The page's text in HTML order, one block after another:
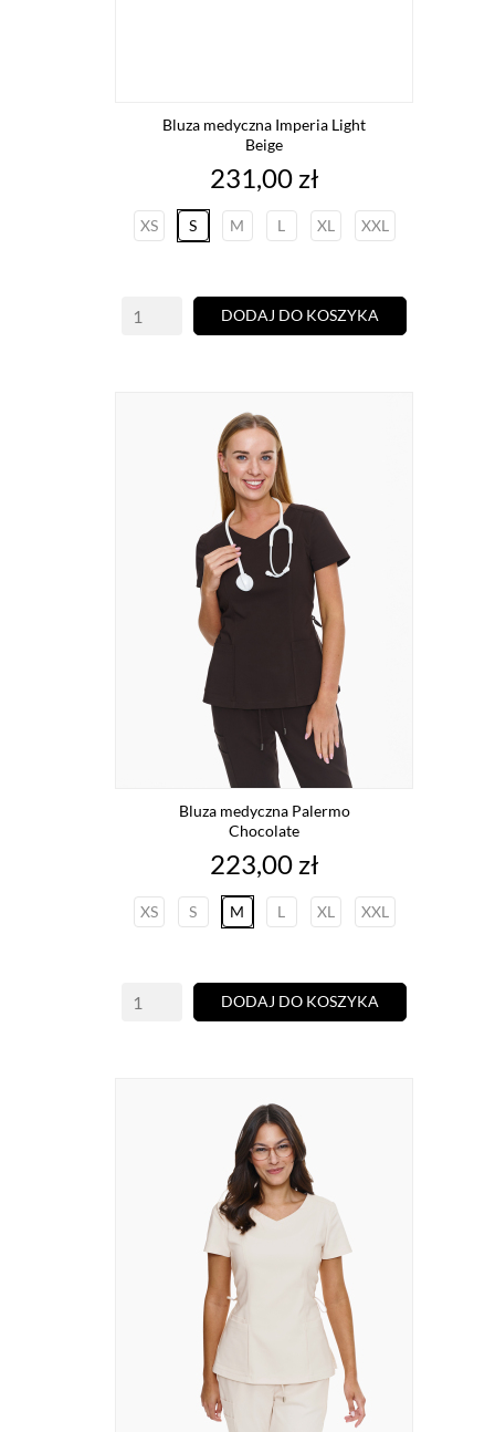
Bluza medyczna Imperia Light
Beige
Cena
231,00 zł
XS S M L XL XXL
DODAJ DO KOSZYKA
Bluza medyczna Palermo
Chocolate
Cena
223,00 zł
XS S M L XL XXL
DODAJ DO KOSZYKA